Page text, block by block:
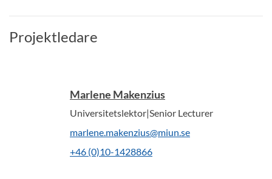
Projektledare
Marlene Makenzius
Universitetslektor|Senior Lecturer
marlene.makenzius@miun.se
+46 (0)10-1428866